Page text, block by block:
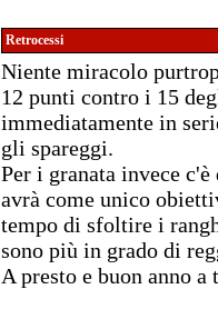
Retrocessi
Niente miracolo
12 punti contro i 15
immediatamente in
gli spareggi.
Per i granata invece
avrà come unico
tempo di sfoltire i
sono più in grado di
A presto e buon anno